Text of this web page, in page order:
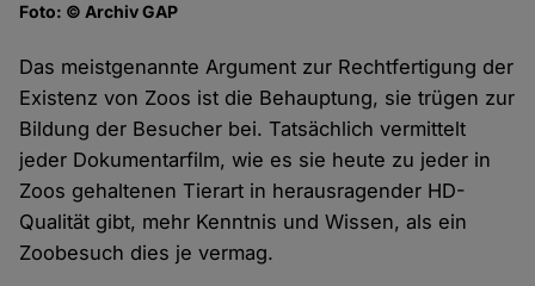
Foto: © Archiv GAP
Das meistgenannte Argument zur Rechtfertigung der
Existenz von Zoos ist die Behauptung, sie trügen zur
Bildung der Besucher bei. Tatsächlich vermittelt
jeder Dokumentarfilm, wie es sie heute zu jeder in
Zoos gehaltenen Tierart in herausragender HD-
Qualität gibt, mehr Kenntnis und Wissen, als ein
Zoobesuch dies je vermag.